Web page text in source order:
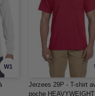
W1
Jerzees 29P - T-shirt
poche HEAVYWEIGHT